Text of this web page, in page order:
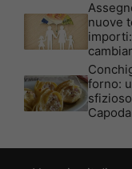
nuove
forno: